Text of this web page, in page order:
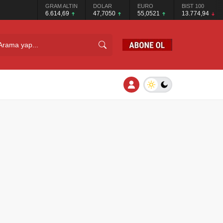
GRAM ALTIN
6.614,69
DOLAR
47,7050
EURO
55,0521
BIST 100
13.774,94